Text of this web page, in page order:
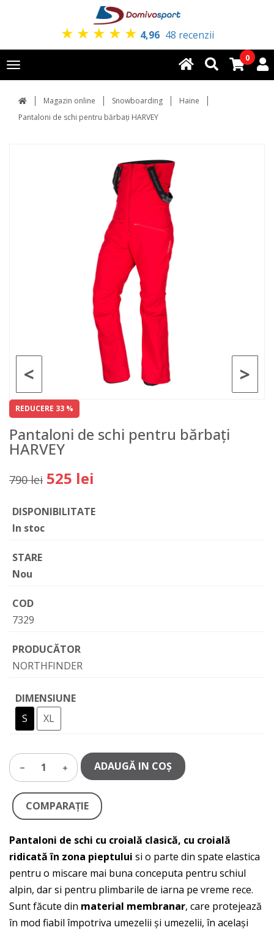
★ ★ ★ ★ ★ 4,96 48 recenzii
Toggle
navigation
0
Magazin online Snowboarding
Haine
Pantaloni de schi pentru bărbați HARVEY
>
<
REDUCERE 33 %
Pantaloni de schi pentru bărbați
HARVEY
790 lei 525 lei
DISPONIBILITATE
In stoc
STARE
Nou
COD
7329
PRODUCĂTOR
NORTHFINDER
DIMENSIUNE
S
XL
1 ADAUGĂ IN COŞ
COMPARAŢIE
Pantaloni de schi cu croială clasică, cu croială
ridicată în zona pieptului si o parte din spate elastica
pentru o miscare mai buna conceputa pentru schiul
alpin, dar si pentru plimbarile de iarna pe vreme rece.
Sunt făcute din material membranar, care protejează
în mod fiabil împotriva umezelii și umezelii, în același